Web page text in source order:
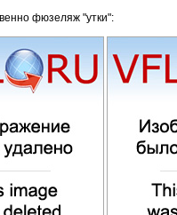
фюзеляж "утки":